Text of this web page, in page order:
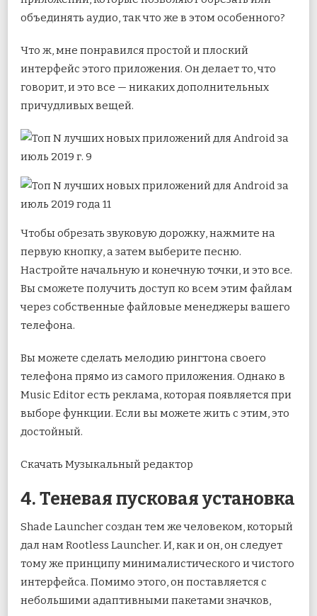
объединять аудио, так что же в этом особенного?
Что ж, мне понравился простой и плоский
интерфейс этого приложения. Он делает то, что
говорит, и это все — никаких дополнительных
причудливых вещей.
Чтобы обрезать звуковую дорожку, нажмите на
первую кнопку, а затем выберите песню.
Настройте начальную и конечную точки, и это все.
Вы сможете получить доступ ко всем этим файлам
через собственные файловые менеджеры вашего
телефона.
Вы можете сделать мелодию рингтона своего
телефона прямо из самого приложения. Однако в
Music Editor есть реклама, которая появляется при
выборе функции. Если вы можете жить с этим, это
достойный.
Скачать Музыкальный редактор
4. Теневая пусковая установка
Shade Launcher создан тем же человеком, который
дал нам Rootless Launcher. И, как и он, он следует
тому же принципу минималистического и чистого
интерфейса. Помимо этого, он поставляется с
небольшими адаптивными пакетами значков,